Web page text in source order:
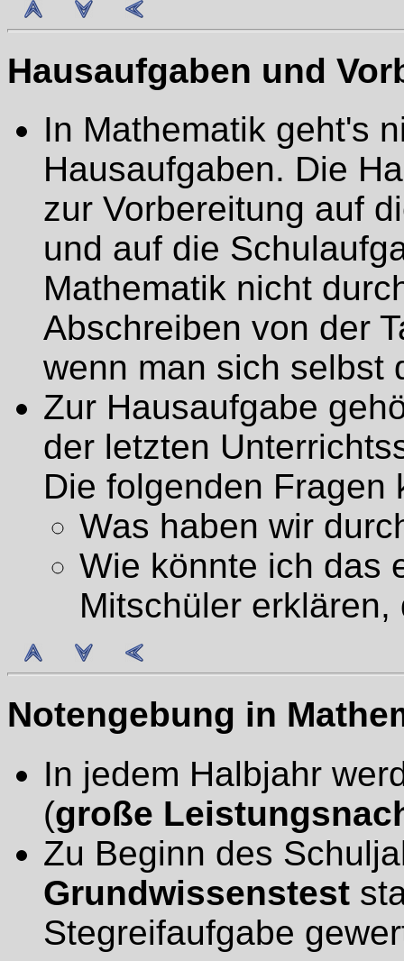
Hausaufgaben und
In Mathematik geht's
Hausaufgaben. Die
zur Vorbereitung auf
und auf die
Mathematik nicht
Abschreiben von der
wenn man sich selbst
Zur Hausaufgabe
der letzten
Die folgenden Fragen
Was haben wir
Wie könnte ich das
Mitschüler
Notengebung in
In jedem Halbjahr
(große
Zu Beginn des
Grundwissenstest
Stegreifaufgabe